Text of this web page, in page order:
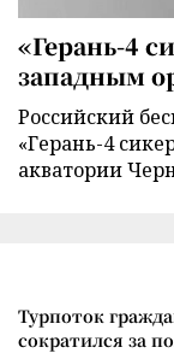
«Герань-4
западным
Российский
«Герань-4
акватории
Турпоток
сократился за